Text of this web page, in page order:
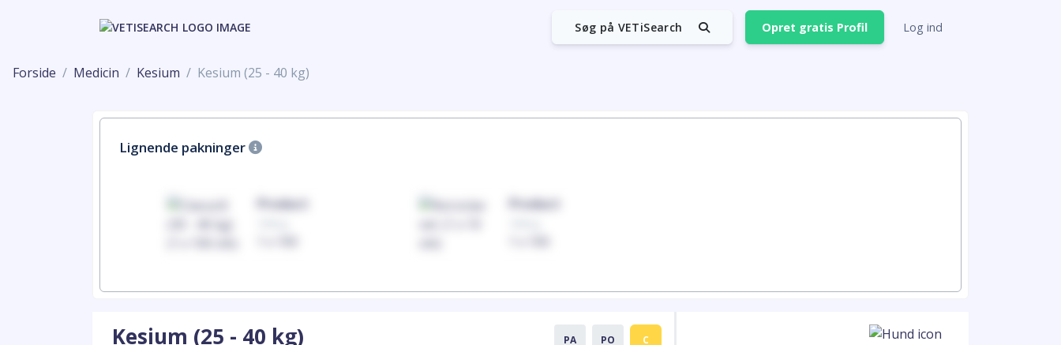
Søg på VETiSearch Opret gratis Profil Log ind
Forside Medicin Kesium Kesium (25 - 40 kg)
Lignende pakninger
Product Product
Kesium (25 - 40 kg) PA PO C